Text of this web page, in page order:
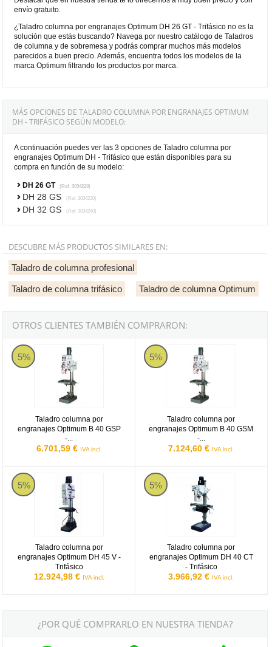
envío gratuito.
¿Taladro columna por engranajes Optimum DH 26 GT - Trifásico no es la
solución que estás buscando? Navega por nuestro catálogo de Taladros
de columna y de sobremesa y podrás comprar muchos más modelos
parecidos a buen precio. Además, encuentra todos los modelos de la
marca Optimum filtrando los productos por marca.
MÁS OPCIONES DE TALADRO COLUMNA POR ENGRANAJES OPTIMUM
DH - TRIFÁSICO SEGÚN MODELO:
A continuación puedes ver las 3 opciones de Taladro columna por
engranajes Optimum DH - Trifásico que están disponibles para su
compra en función de su modelo:
DH 26 GT (Ref. 3034220)
DH 28 GS (Ref. 3034230)
DH 32 GS (Ref. 3034240)
DESCUBRE MÁS PRODUCTOS SIMILARES EN:
Taladro de columna profesional
Taladro de columna trifásico Taladro de columna Optimum
OTROS CLIENTES TAMBIÉN COMPRARON:
5%
Taladro columna por
engranajes Optimum B 40 GSP
-...
6.701,59 € IVA incl.
Taladro columna por engranajes Optimum B 40 GSP - Trifásico
5%
Taladro columna por
engranajes Optimum B 40 GSM
-...
7.124,60 € IVA incl.
Taladro columna por engranajes
5%
Taladro columna por
engranajes Optimum DH 45 V -
Trifásico
12.924,98 € IVA incl.
Taladro columna por engranajes Optimum DH 45 V - Trifásico
5%
Taladro columna por
engranajes Optimum DH 40 CT
- Trifásico
3.966,92 € IVA incl.
Taladro columna por engranajes
¿POR QUÉ COMPRARLO EN NUESTRA TIENDA?